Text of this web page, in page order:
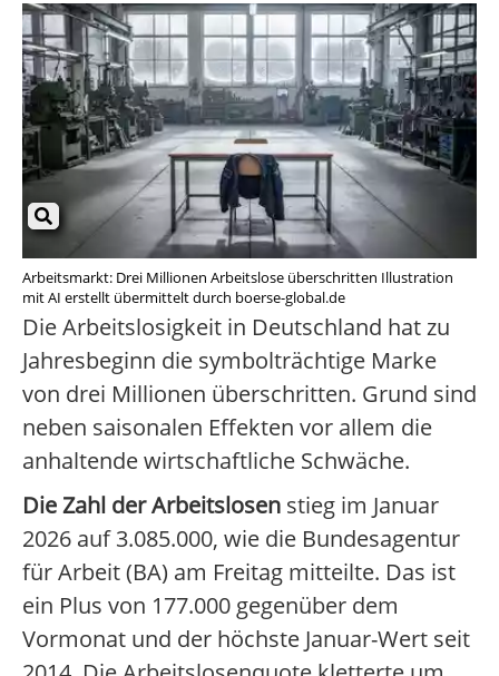
Arbeitsmarkt: Drei Millionen Arbeitslose überschritten Illustration
mit AI erstellt übermittelt durch boerse-global.de
Die Arbeitslosigkeit in Deutschland hat zu
Jahresbeginn die symbolträchtige Marke
von drei Millionen überschritten. Grund sind
neben saisonalen Effekten vor allem die
anhaltende wirtschaftliche Schwäche.
Die Zahl der Arbeitslosen stieg im Januar
2026 auf 3.085.000, wie die Bundesagentur
für Arbeit (BA) am Freitag mitteilte. Das ist
ein Plus von 177.000 gegenüber dem
Vormonat und der höchste Januar-Wert seit